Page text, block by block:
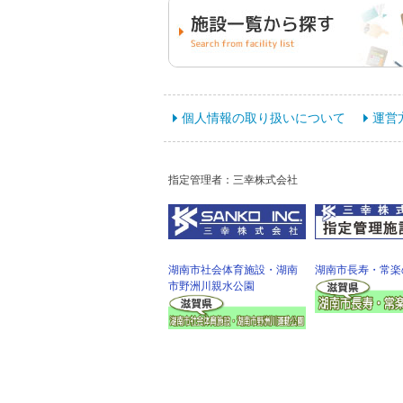
個人情報の取り扱いについて 運営
指定管理者：三幸株式会社